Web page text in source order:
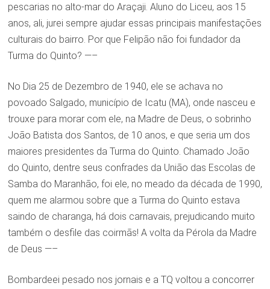
pescarias no alto-mar do Araçaji. Aluno do Liceu, aos 15
anos, ali, jurei sempre ajudar essas principais manifestações
culturais do bairro. Por que Felipão não foi fundador da
Turma do Quinto? —–
No Dia 25 de Dezembro de 1940, ele se achava no
povoado Salgado, município de Icatu (MA), onde nasceu e
trouxe para morar com ele, na Madre de Deus, o sobrinho
João Batista dos Santos, de 10 anos, e que seria um dos
maiores presidentes da Turma do Quinto. Chamado João
do Quinto, dentre seus confrades da União das Escolas de
Samba do Maranhão, foi ele, no meado da década de 1990,
quem me alarmou sobre que a Turma do Quinto estava
saindo de charanga, há dois carnavais, prejudicando muito
também o desfile das coirmãs! A volta da Pérola da Madre
de Deus —–
Bombardeei pesado nos jornais e a TQ voltou a concorrer